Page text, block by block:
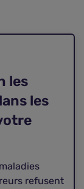
les
les
refusent